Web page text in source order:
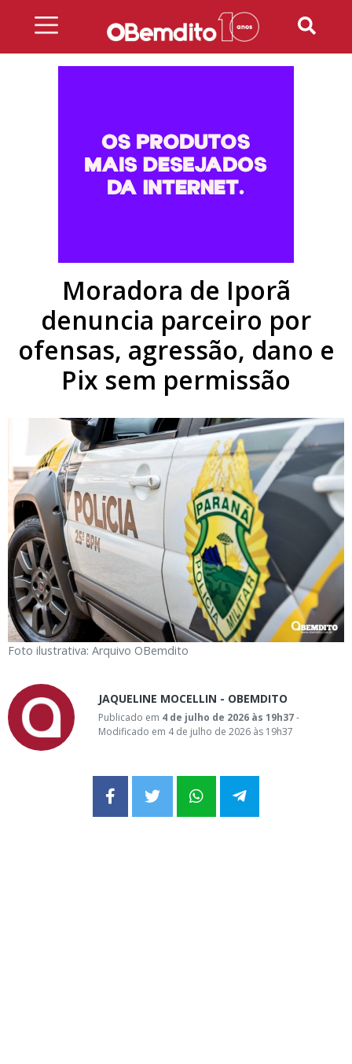
Moradora de Iporã
denuncia parceiro por
ofensas, agressão, dano e
Pix sem permissão
Foto ilustrativa: Arquivo OBemdito
JAQUELINE MOCELLIN - OBEMDITO
Publicado em 4 de julho de 2026 às 19h37-
Modificado em 4 de julho de 2026 às 19h37